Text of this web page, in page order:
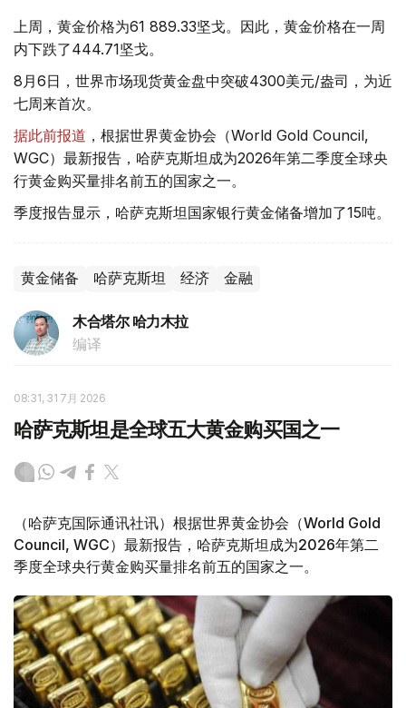
上周，黄金价格为61 889.33坚戈。因此，黄金价格在一周
内下跌了444.71坚戈。
8月6日，世界市场现货黄金盘中突破4300美元/盎司，为近
七周来首次。
据此前报道 ，根据世界黄金协会（World Gold Council,
WGC）最新报告，哈萨克斯坦成为2026年第二季度全球央
行黄金购买量排名前五的国家之一。
季度报告显示，哈萨克斯坦国家银行黄金储备增加了15吨。
黄金储备 哈萨克斯坦 经济 金融
木合塔尔 哈力木拉
编译
08:31, 31 7月 2026
哈萨克斯坦是全球五大黄金购买国之一
（哈萨克国际通讯社讯）根据世界黄金协会（World Gold
Council, WGC）最新报告，哈萨克斯坦成为2026年第二
季度全球央行黄金购买量排名前五的国家之一。